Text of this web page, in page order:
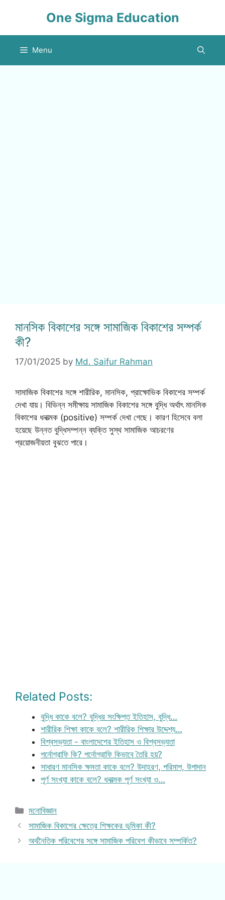
One Sigma Education
Menu
মানসিক বিকাশের সঙ্গে সামাজিক বিকাশের সম্পর্ক
কী?
17/01/2025 by Md. Saifur Rahman
সামাজিক বিকাশের সঙ্গে শারীরিক, মানসিক, প্রাক্ষোভিক বিকাশের সম্পর্ক
দেখা যায়। বিভিন্ন সমীক্ষায় সামাজিক বিকাশের সঙ্গে বুদ্ধি অর্থাৎ মানসিক
বিকাশের ধনাত্মক (positive) সম্পর্ক দেখা গেছে। কারণ হিসেবে বলা
হয়েছে উন্নত বুদ্ধিসম্পন্ন ব্যক্তি সুস্থ সামাজিক আচরণের
প্রয়োজনীয়তা বুঝতে পারে।
Related Posts:
বুদ্ধি কাকে বলে? বুদ্ধির সংক্ষিপ্ত ইতিহাস, বুদ্ধি…
শারীরিক শিক্ষা কাকে বলে? শারীরিক শিক্ষার উদ্দেশ্য…
বিশ্বসভ্যতা - বাংলাদেশের ইতিহাস ও বিশ্বসভ্যতা
পর্নোগ্রাফি কি? পর্নোগ্রাফি কিভাবে তৈরি হয়?
সাধারণ মানসিক ক্ষমতা কাকে বলে? উদাহরণ, পরিমাপ, উপাদান
পূর্ণ সংখ্যা কাকে বলে? ধনাত্মক পূর্ণ সংখ্যা ও…
Categories
মনোবিজ্ঞান
সামাজিক বিকাশের ক্ষেত্রে শিক্ষকের ভূমিকা কী?
অর্থনৈতিক পরিবেশের সঙ্গে সামাজিক পরিবেশ কীভাবে সম্পর্কিত?